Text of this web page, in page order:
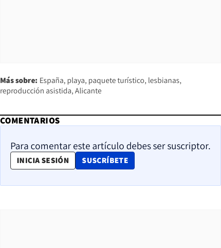
Más sobre: España playa paquete turístico lesbianas
reproducción asistida Alicante
COMENTARIOS
Para comentar este artículo debes ser suscriptor.
INICIA SESIÓN SUSCRÍBETE
OPENS IN NEW WINDOW